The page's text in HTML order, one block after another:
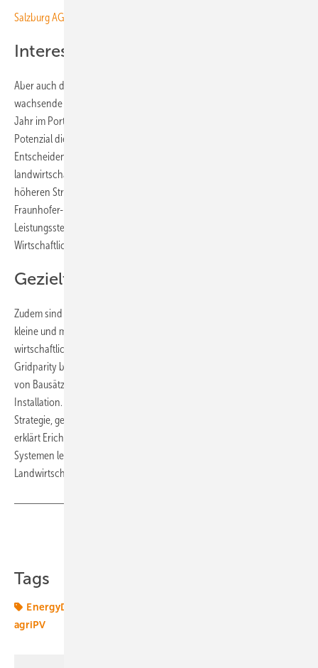
Salzburg AG baut mit Partnern 4,5 Hektar große Agri-PV-Anlage
Interesse an kleinen Trackern wächst
Aber auch die Trackeranlagen bis einem Megawatt stoßen auf ein
wachsende Interesse der Landwirte. Diese hat Gridparity seit diesem
Jahr im Portfolio. Rund ein Viertel der Befragten erkannte das
Potenzial dieser Lösungen, die erstmals breiter angeboten werden.
Entscheidende Vorteile liegen in der Anpassungsfähigkeit an
landwirtschaftliche Nutzungen sowie in der bis zu 30 Prozent
höheren Stromproduktion, wie aktuelle Studien beispielsweise des
Fraunhofer-Instituts für Solare Energiesysteme (ISE) belegen. Diese
Leistungssteigerung bei nahezu identischen Kosten erhöhe die
Wirtschaftlichkeit deutlich, betont Erich Merkle.
Gezielt auf die Landwirte eingehen
Zudem sind die kleineren Agri-PV-Anlagen besonders attraktiv für
kleine und mittelgroße landwirtschaftliche Betriebe, die
wirtschaftliche und ökologische Synergien nutzen möchten.
Gridparity bietet dazu eine breite Palette an Lösungen. Diese reichen
von Bausätze bis hin zu schlüsselfertigen Anlagen mit DC- und AC-
Installation. „Die Nachfrage auf der Energy Decentral bestätigt unsere
Strategie, gezielt auf die Bedürfnisse der Landwirte einzugehen“,
erklärt Erich Merkle. „Mit unseren modularen und effizienten Agri-PV-
Systemen leisten wir einen positiven Beitrag zur Elektrifizierung der
Landwirtschaft“, betont er. (su)
Tags
EnergyDecentral
agriPV